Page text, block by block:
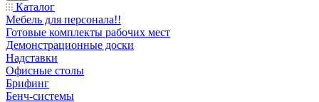
Каталог
Мебель для персонала!!
Готовые комплекты рабочих мест
Демонстрационные доски
Надставки
Офисные столы
Брифинг
Бенч-системы